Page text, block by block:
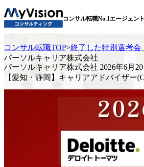
コンサル転職No.1エージェント
コンサル転職TOP>終了した特別選考会
パーソルキャリア株式会社
パーソルキャリア株式会社 2026年6月
【愛知・静岡】キャリアアドバイザー